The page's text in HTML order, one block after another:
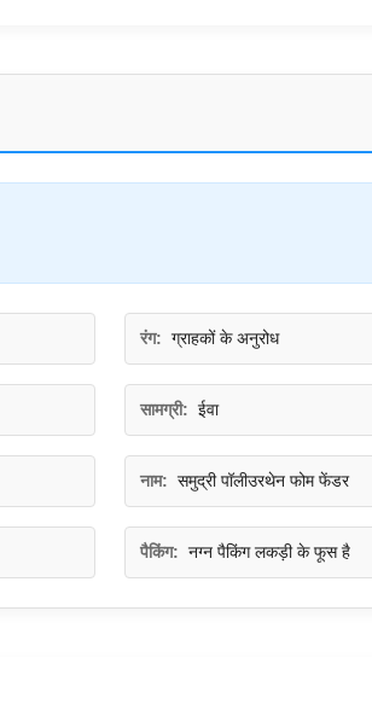
रंग: ग्राहकों के अनुरोध
सामग्री: ईवा
नाम: समुद्री पॉलीउरथेन फोम फेंडर
पैकिंग: नग्न पैकिंग लकड़ी के फूस है